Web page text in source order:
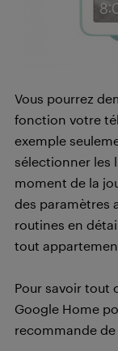
Vous pourrez
fonction votre
exemple
sélectionner les
moment de la
des paramètres
routines en
tout
Pour savoir tout
Google Home
recommande